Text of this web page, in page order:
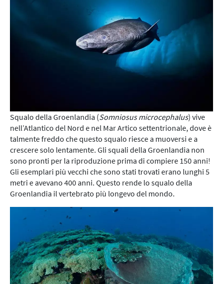
Squalo della Groenlandia (Somniosus microcephalus) vive
nell’Atlantico del Nord e nel Mar Artico settentrionale, dove è
talmente freddo che questo squalo riesce a muoversi e a
crescere solo lentamente. Gli squali della Groenlandia non
sono pronti per la riproduzione prima di compiere 150 anni!
Gli esemplari più vecchi che sono stati trovati erano lunghi 5
metri e avevano 400 anni. Questo rende lo squalo della
Groenlandia il vertebrato più longevo del mondo.